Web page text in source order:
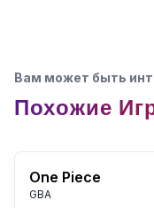
Вам может быть
Похожие
One Piece
GBA